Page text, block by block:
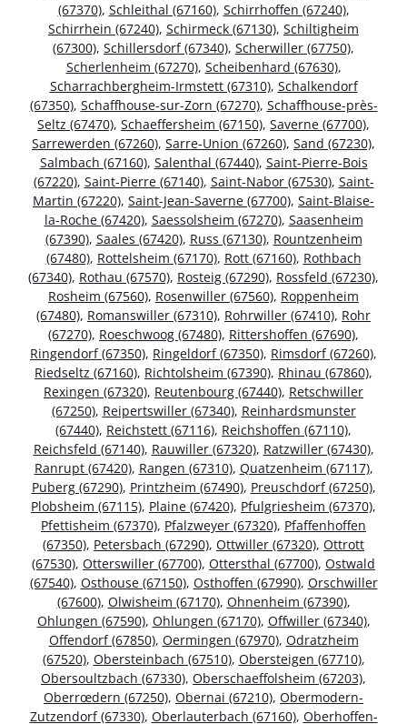
(67370), Schleithal (67160), Schirrhoffen (67240),
Schirrhein (67240), Schirmeck (67130), Schiltigheim
(67300), Schillersdorf (67340), Scherwiller (67750),
Scherlenheim (67270), Scheibenhard (67630),
Scharrachbergheim-Irmstett (67310), Schalkendorf
(67350), Schaffhouse-sur-Zorn (67270), Schaffhouse-près-
Seltz (67470), Schaeffersheim (67150), Saverne (67700),
Sarrewerden (67260), Sarre-Union (67260), Sand (67230),
Salmbach (67160), Salenthal (67440), Saint-Pierre-Bois
(67220), Saint-Pierre (67140), Saint-Nabor (67530), Saint-
Martin (67220), Saint-Jean-Saverne (67700), Saint-Blaise-
la-Roche (67420), Saessolsheim (67270), Saasenheim
(67390), Saales (67420), Russ (67130), Rountzenheim
(67480), Rottelsheim (67170), Rott (67160), Rothbach
(67340), Rothau (67570), Rosteig (67290), Rossfeld (67230),
Rosheim (67560), Rosenwiller (67560), Roppenheim
(67480), Romanswiller (67310), Rohrwiller (67410), Rohr
(67270), Roeschwoog (67480), Rittershoffen (67690),
Ringendorf (67350), Ringeldorf (67350), Rimsdorf (67260),
Riedseltz (67160), Richtolsheim (67390), Rhinau (67860),
Rexingen (67320), Reutenbourg (67440), Retschwiller
(67250), Reipertswiller (67340), Reinhardsmunster
(67440), Reichstett (67116), Reichshoffen (67110),
Reichsfeld (67140), Rauwiller (67320), Ratzwiller (67430),
Ranrupt (67420), Rangen (67310), Quatzenheim (67117),
Puberg (67290), Printzheim (67490), Preuschdorf (67250),
Plobsheim (67115), Plaine (67420), Pfulgriesheim (67370),
Pfettisheim (67370), Pfalzweyer (67320), Pfaffenhoffen
(67350), Petersbach (67290), Ottwiller (67320), Ottrott
(67530), Otterswiller (67700), Ottersthal (67700), Ostwald
(67540), Osthouse (67150), Osthoffen (67990), Orschwiller
(67600), Olwisheim (67170), Ohnenheim (67390),
Ohlungen (67590), Ohlungen (67170), Offwiller (67340),
Offendorf (67850), Oermingen (67970), Odratzheim
(67520), Obersteinbach (67510), Obersteigen (67710),
Obersoultzbach (67330), Oberschaeffolsheim (67203),
Oberrœdern (67250), Obernai (67210), Obermodern-
Zutzendorf (67330), Oberlauterbach (67160), Oberhoffen-